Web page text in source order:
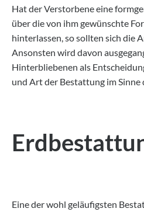
Hat der Verstorbene eine
über die von ihm gewünschte
hinterlassen, so sollten sich die
Ansonsten wird davon
Hinterbliebenen als
und Art der Bestattung im Sinne
Eine der wohl geläufigsten